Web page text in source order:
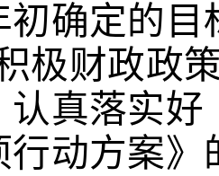
初确定的目
极财政政
认真落实好
行动方案